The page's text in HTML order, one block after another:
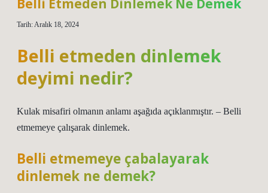
Belli Etmeden Dinlemek Ne Demek
Tarih: Aralık 18, 2024
Belli etmeden dinlemek
deyimi nedir?
Kulak misafiri olmanın anlamı aşağıda açıklanmıştır. – Belli
etmemeye çalışarak dinlemek.
Belli etmemeye çabalayarak
dinlemek ne demek?